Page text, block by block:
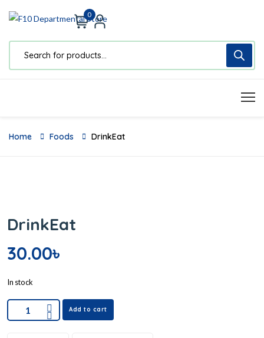
0
Home Foods DrinkEat
DrinkEat
30.00৳
In stock
Add to cart